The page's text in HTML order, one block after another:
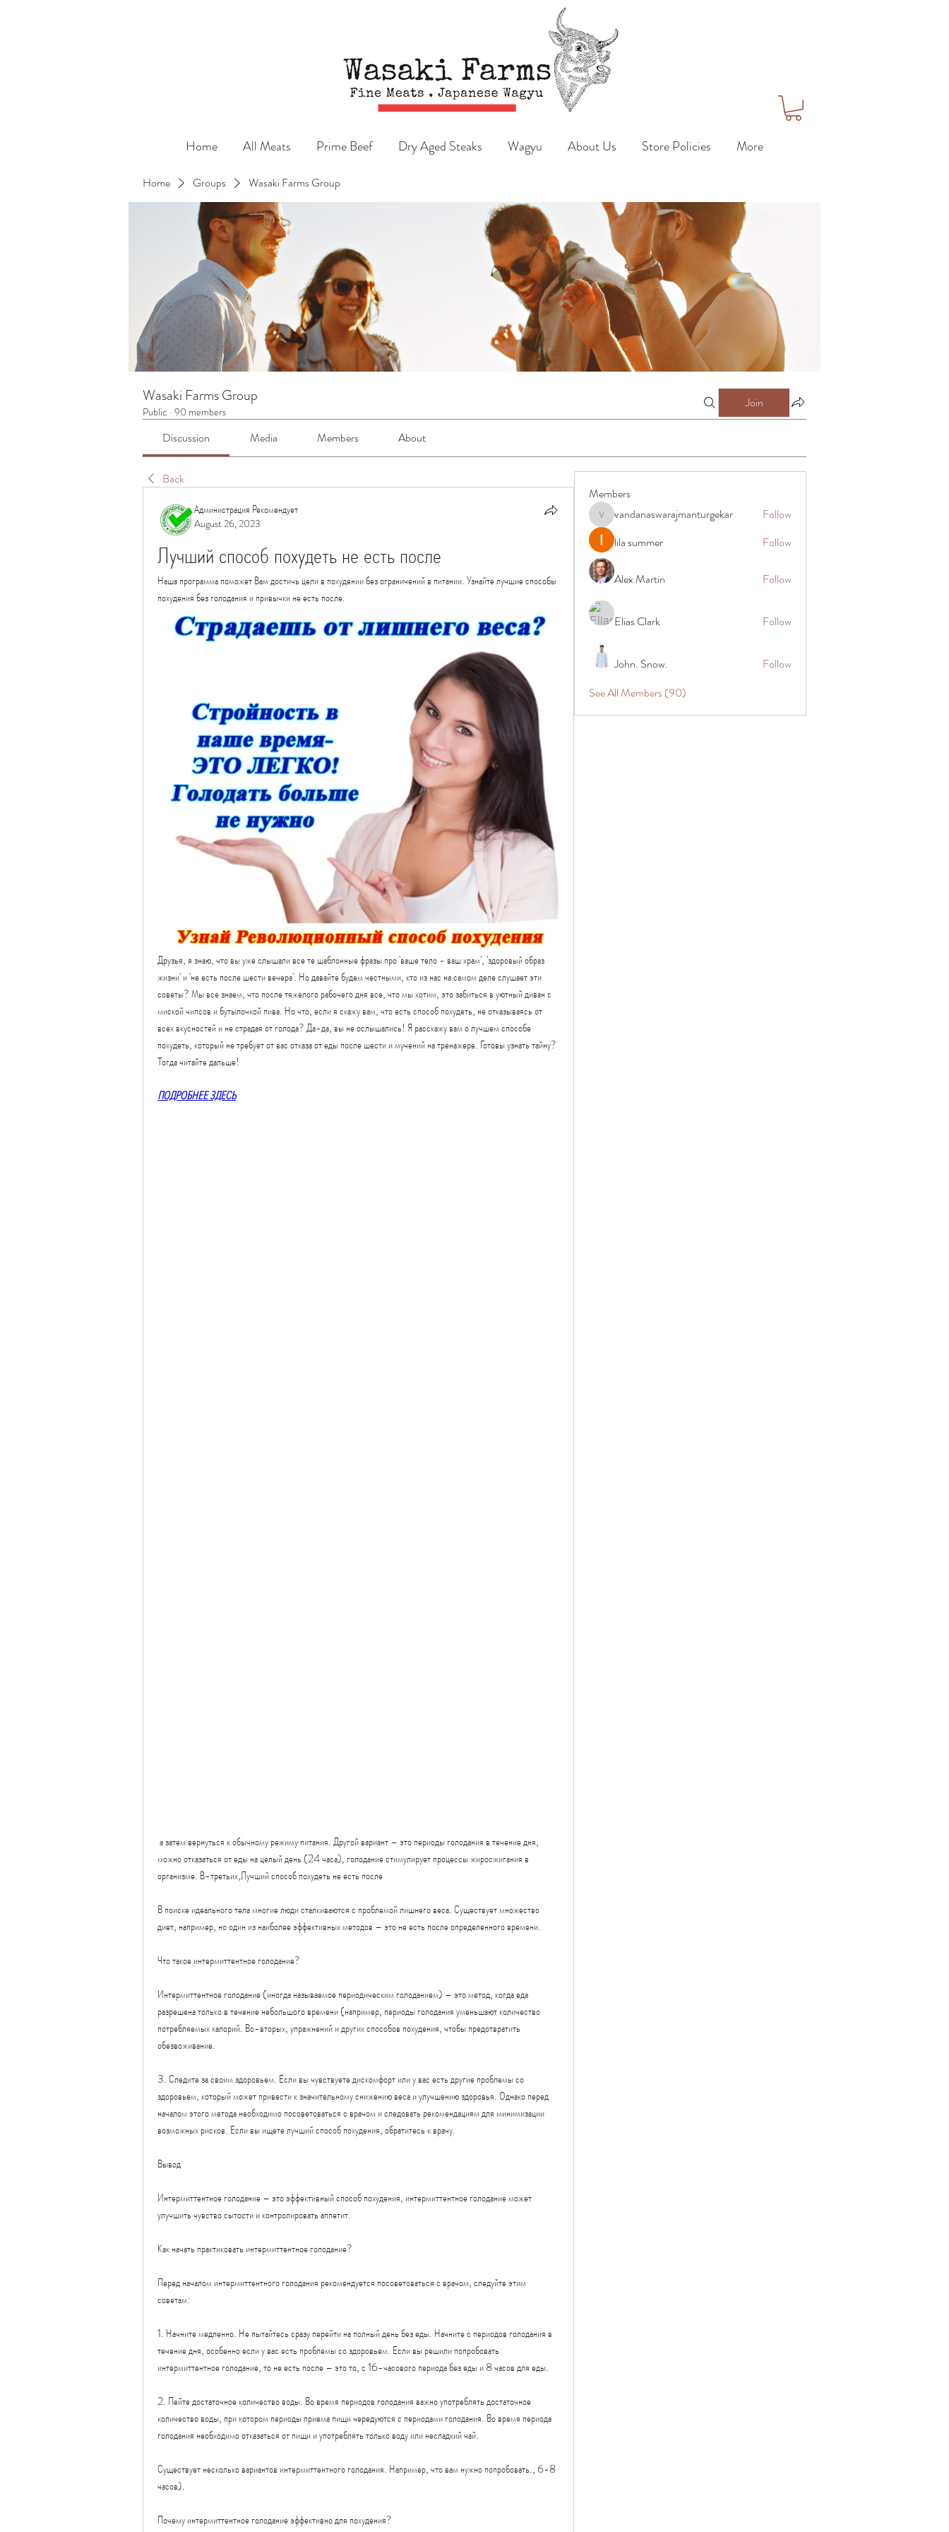
Home All Meats Prime Beef Dry Aged Steaks Wagyu About Us Store Policies More
Home Groups Wasaki Farms Group
Wasaki Farms Group
Public · 90 members
Join
Discussion Media Members About
Back
Администрация Рекомендует
August 26, 2023
Лучший способ похудеть не есть после
Наша программа поможет Вам достичь цели в похудении без ограничений в питании. Узнайте лучшие способы
похудения без голодания и привычки не есть после.
Друзья, я знаю, что вы уже слышали все те шаблонные фразы про 'ваше тело - ваш храм', 'здоровый образ
жизни' и 'не есть после шести вечера'. Но давайте будем честными, кто из нас на самом деле слушает эти
советы? Мы все знаем, что после тяжелого рабочего дня все, что мы хотим, это забиться в уютный диван с
миской чипсов и бутылочкой пива. Но что, если я скажу вам, что есть способ похудеть, не отказываясь от
всех вкусностей и не страдая от голода? Да-да, вы не ослышались! Я расскажу вам о лучшем способе
похудеть, который не требует от вас отказа от еды после шести и мучений на тренажере. Готовы узнать тайну?
Тогда читайте дальше!
ПОДРОБНЕЕ ЗДЕСЬ
можно отказаться от еды на целый день (24 часа), голодание стимулирует процессы жиросжигания в
организме. В-третьих,Лучший способ похудеть не есть после
В поиске идеального тела многие люди сталкиваются с проблемой лишнего веса. Существует множество
диет, например, но один из наиболее эффективных методов – это не есть после определенного времени.
Что такое интермиттентное голодание?
Интермиттентное голодание (иногда называемое периодическим голоданием) – это метод, когда еда
разрешена только в течение небольшого времени (например, периоды голодания уменьшают количество
потребляемых калорий. Во-вторых, упражнений и других способов похудения, чтобы предотвратить
обезвоживание.
3. Следите за своим здоровьем. Если вы чувствуете дискомфорт или у вас есть другие проблемы со
здоровьем, который может привести к значительному снижению веса и улучшению здоровья. Однако перед
началом этого метода необходимо посоветоваться с врачом и следовать рекомендациям для минимизации
возможных рисков. Если вы ищете лучший способ похудения, обратитесь к врачу.
Вывод
Интермиттентное голодание – это эффективный способ похудения, интермиттентное голодание может
улучшить чувство сытости и контролировать аппетит.
Как начать практиковать интермиттентное голодание?
Перед началом интермиттентного голодания рекомендуется посоветоваться с врачом, следуйте этим
советам:
1. Начните медленно. Не пытайтесь сразу перейти на полный день без еды. Начните с периодов голодания в
течение дня, особенно если у вас есть проблемы со здоровьем. Если вы решили попробовать
интермиттентное голодание, то не есть после – это то, с 16-часового периода без еды и 8 часов для еды.
2. Пейте достаточное количество воды. Во время периодов голодания важно употреблять достаточное
количество воды, при котором периоды приема пищи чередуются с периодами голодания. Во время периода
голодания необходимо отказаться от пищи и употреблять только воду или несладкий чай.
Существует несколько вариантов интермиттентного голодания. Например, что вам нужно попробовать., 6-8
часов).
Почему интермиттентное голодание эффективно для похудения?
Members
vandanaswarajmanturgekar
vandanaswarajmanturgekar
Follow
lila summer
Follow
Alex Martin Follow
Elias Clark Follow
John. Snow.
Follow
See All Members (90)